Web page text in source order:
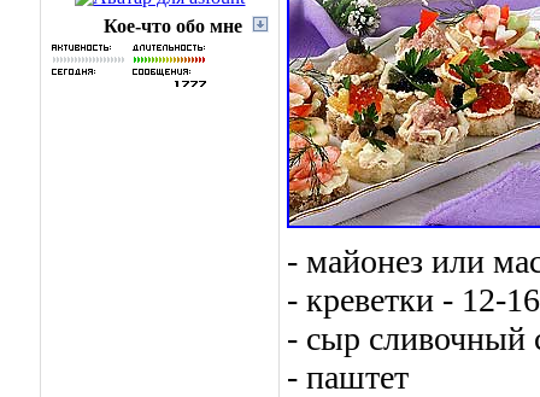
Кое-что обо мне
- майонез или
- креветки - 12-
- сыр сливочный
- паштет